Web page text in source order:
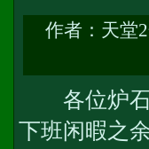
作者： 天堂
各位炉石
下班闲暇之